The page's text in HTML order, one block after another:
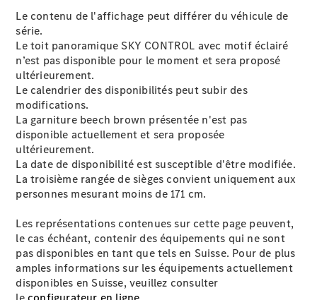
carrière
Formulaire
de contact
Prendre
rendez-
vous à
l'atelier
Prestataire /
Le contenu de l'affichage peut différer du véhicule de
série.
Le toit panoramique SKY CONTROL avec motif éclairé
n’est pas disponible pour le moment et sera proposé
ultérieurement.
Le calendrier des disponibilités peut subir des
modifications.
La garniture beech brown présentée n'est pas
disponible actuellement et sera proposée
ultérieurement.
La date de disponibilité est susceptible d'être modifiée.
La troisième rangée de sièges convient uniquement aux
personnes mesurant moins de 171 cm.
Les représentations contenues sur cette page peuvent,
le cas échéant, contenir des équipements qui ne sont
pas disponibles en tant que tels en Suisse. Pour de plus
amples informations sur les équipements actuellement
disponibles en Suisse, veuillez consulter